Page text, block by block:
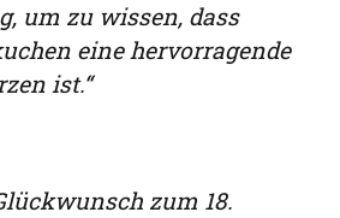
um zu wissen, dass
eine hervorragende
ist.“
zum 18.